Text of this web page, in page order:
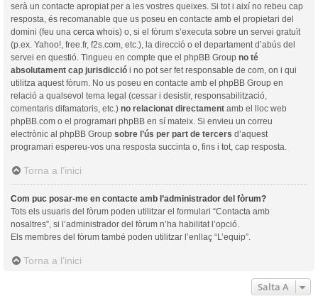
serà un contacte apropiat per a les vostres queixes. Si tot i així no rebeu cap
resposta, és recomanable que us poseu en contacte amb el propietari del
domini (feu una cerca whois) o, si el fòrum s’executa sobre un servei gratuït
(p.ex. Yahoo!, free.fr, f2s.com, etc.), la direcció o el departament d’abús del
servei en questió. Tingueu en compte que el phpBB Group no té
absolutament cap jurisdicció i no pot ser fet responsable de com, on i qui
utilitza aquest fòrum. No us poseu en contacte amb el phpBB Group en
relació a qualsevol tema legal (cessar i desistir, responsabilització,
comentaris difamatoris, etc.) no relacionat directament amb el lloc web
phpBB.com o el programari phpBB en sí mateix. Si envieu un correu
electrònic al phpBB Group sobre l’ús per part de tercers d’aquest
programari espereu-vos una resposta succinta o, fins i tot, cap resposta.
Torna a l’inici
Com puc posar-me en contacte amb l’administrador del fòrum?
Tots els usuaris del fòrum poden utilitzar el formulari “Contacta amb
nosaltres”, si l’administrador del fòrum n’ha habilitat l’opció.
Els membres del fòrum també poden utilitzar l’enllaç “L’equip”.
Torna a l’inici
Salta A